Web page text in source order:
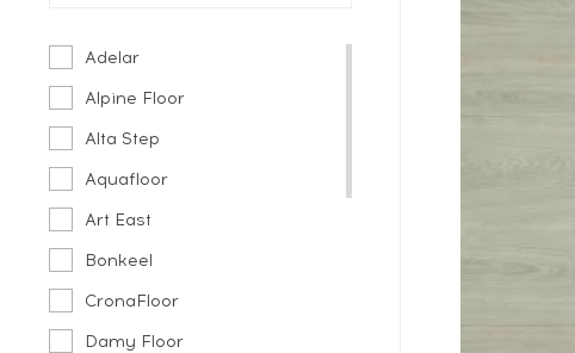
Adelar
Alpine Floor
Alta Step
Aquafloor
Art East
Bonkeel
CronaFloor
Damy Floor